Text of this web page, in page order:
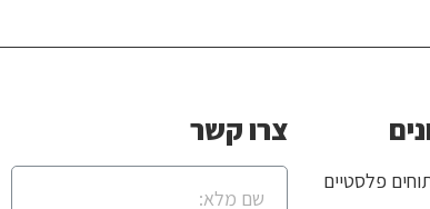
פלסטיים
צרו קשר